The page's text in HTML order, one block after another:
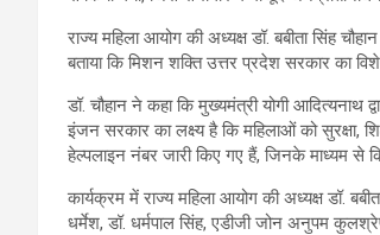
राज्य महिला आयोग की अध्यक्ष डॉ. बबीता सिंह
बताया कि मिशन शक्ति उत्तर प्रदेश सरकार का
डॉ. चौहान ने कहा कि मुख्यमंत्री योगी आदित्यनाथ
इंजन सरकार का लक्ष्य है कि महिलाओं को सुरक्षा,
हेल्पलाइन नंबर जारी किए गए हैं, जिनके माध्यम से
कार्यक्रम में राज्य महिला आयोग की अध्यक्ष डॉ.
धर्मेश, डॉ. धर्मपाल सिंह, एडीजी जोन अनुपम